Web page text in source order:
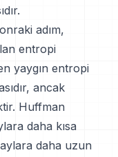
adım,
entropi
yaygın entropi
ancak
Huffman
daha kısa
daha uzun